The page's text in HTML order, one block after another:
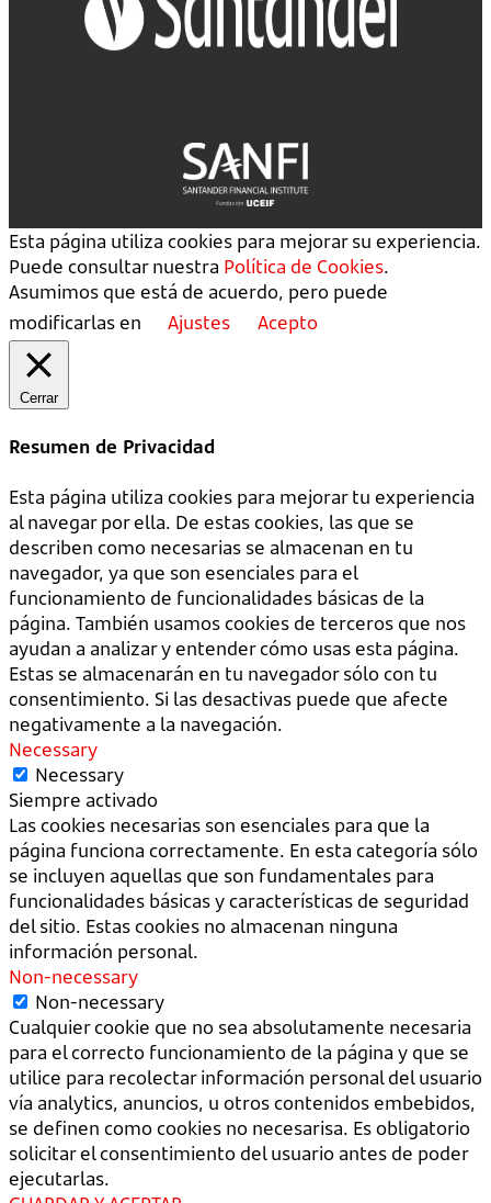
Esta página utiliza cookies para mejorar su experiencia.
Puede consultar nuestra Política de Cookies.
Asumimos que está de acuerdo, pero puede
modificarlas en
Ajustes Acepto
Cerrar
Resumen de Privacidad
Esta página utiliza cookies para mejorar tu experiencia
al navegar por ella. De estas cookies, las que se
describen como necesarias se almacenan en tu
navegador, ya que son esenciales para el
funcionamiento de funcionalidades básicas de la
página. También usamos cookies de terceros que nos
ayudan a analizar y entender cómo usas esta página.
Estas se almacenarán en tu navegador sólo con tu
consentimiento. Si las desactivas puede que afecte
negativamente a la navegación.
Necessary
Necessary
Siempre activado
Las cookies necesarias son esenciales para que la
página funciona correctamente. En esta categoría sólo
se incluyen aquellas que son fundamentales para
funcionalidades básicas y características de seguridad
del sitio. Estas cookies no almacenan ninguna
información personal.
Non-necessary
Non-necessary
Cualquier cookie que no sea absolutamente necesaria
para el correcto funcionamiento de la página y que se
utilice para recolectar información personal del usuario
vía analytics, anuncios, u otros contenidos embebidos,
se definen como cookies no necesarisa. Es obligatorio
solicitar el consentimiento del usuario antes de poder
ejecutarlas.